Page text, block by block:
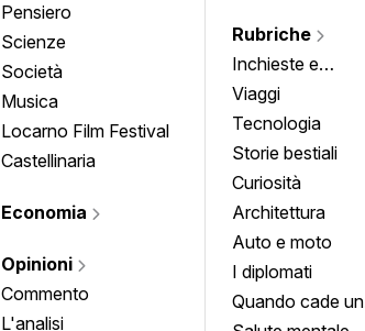
Pensiero
Scienze
Società
Musica
Locarno Film Festival
Castellinaria
Economia
Opinioni
Commento
L'analisi
Rubriche
Inchieste e
approfondimenti
Viaggi
Tecnologia
Storie bestiali
Curiosità
Architettura
Auto e moto
I diplomati
Quando cade un